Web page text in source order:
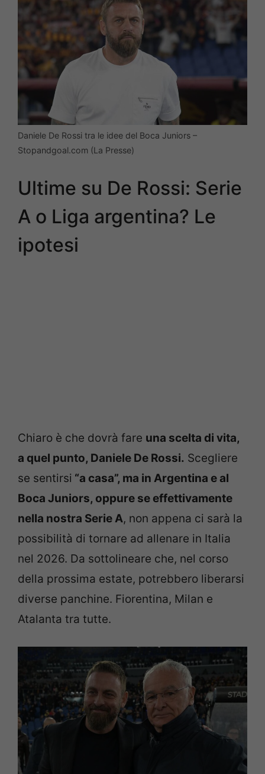
Daniele De Rossi tra le idee del Boca Juniors –
Stopandgoal.com (La Presse)
Ultime su De Rossi: Serie
A o Liga argentina? Le
ipotesi
Chiaro è che dovrà fare una scelta di vita,
a quel punto, Daniele De Rossi. Scegliere
se sentirsi “a casa”, ma in Argentina e al
Boca Juniors, oppure se effettivamente
nella nostra Serie A, non appena ci sarà la
possibilità di tornare ad allenare in Italia
nel 2026. Da sottolineare che, nel corso
della prossima estate, potrebbero liberarsi
diverse panchine. Fiorentina, Milan e
Atalanta tra tutte.